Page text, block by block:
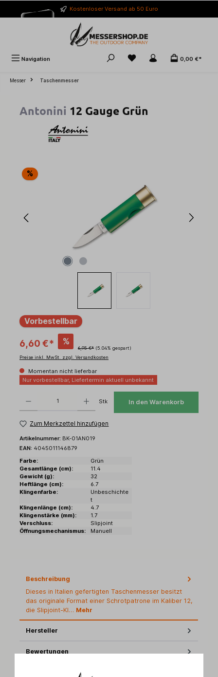
Kostenloser Versand ab 50 Euro
Navigation 0,00 €*
Messer Taschenmesser
Antonini 12 Gauge Grün
Bildergalerie überspringen
%
Vorbestellbar
6,60 €* %
6,95 €* (5.04% gespart)
Preise inkl. MwSt. zzgl. Versandkosten
Momentan nicht lieferbar
Nur vorbestellbar, Liefertermin aktuell unbekannt
Stk In den Warenkorb
Zum Merkzettel hinzufügen
Artikelnummer: BK-01AN019
EAN: 4045011146879
Farbe:
Grün
Gesamtlänge (cm):
11.4
Gewicht (g):
32
Heftlänge (cm):
6.7
Klingenfarbe:
Unbeschichte
t
Klingenlänge (cm):
4.7
Klingenstärke (mm):
1.7
Verschluss:
Slipjoint
Öffnungsmechanismus:
Manuell
Beschreibung
Dieses in Italien gefertigten Taschenmesser besitzt
das originale Format einer Schrotpatrone im Kaliber 12,
die Slipjoint-Kl… Mehr
Hersteller
Bewertungen